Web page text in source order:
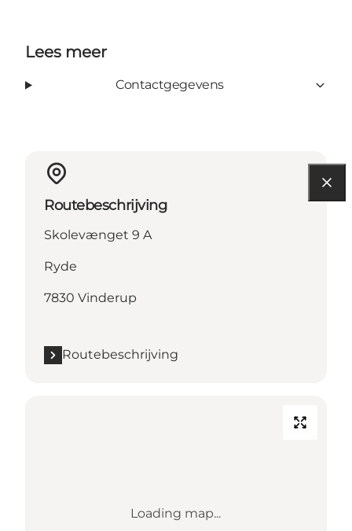
Lees meer
Contactgegevens
Routebeschrijving
Skolevænget 9 A
Ryde
7830 Vinderup
Routebeschrijving
Loading map...